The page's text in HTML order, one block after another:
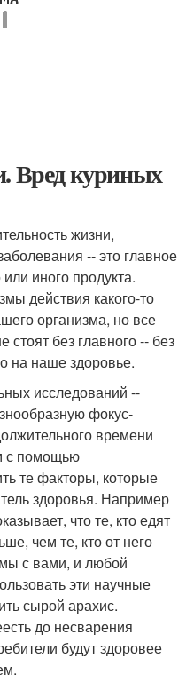
Вред куриных
жизни,
-- это главное
иного продукта.
действия какого-то
организма, но все
стоят без главного -- без
на наше здоровье.
исследований --
фокус-
времени
с помощью
те факторы, которые
здоровья. Например
что те, кто едят
чем те, кто от него
мы с вами, и любой
эти научные
сырой арахис.
до несварения
будут здоровее